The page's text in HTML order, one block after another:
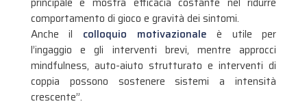
comportamento di gioco e gravità dei sintomi.
Anche il colloquio motivazionaleè utile per
l’ingaggio e gli interventi brevi, mentre approcci
mindfulness, auto-aiuto strutturato e interventi di
coppia possono sostenere sistemi a intensità
crescente”.